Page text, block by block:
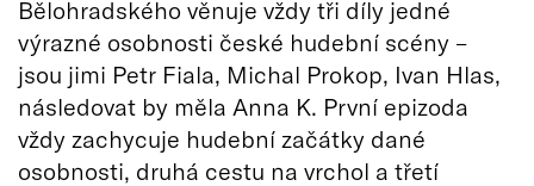
Bělohradského věnuje vždy tři díly jedné
výrazné osobnosti české hudební scény –
jsou jimi Petr Fiala, Michal Prokop, Ivan Hlas,
následovat by měla Anna K. První epizoda
vždy zachycuje hudební začátky dané
osobnosti, druhá cestu na vrchol a třetí